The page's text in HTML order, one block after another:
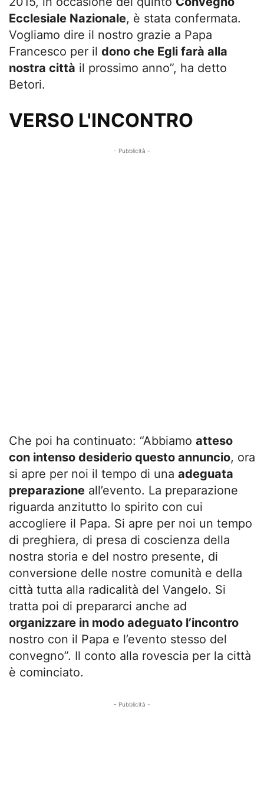
Ecclesiale Nazionale, è stata confermata.
Vogliamo dire il nostro grazie a Papa
Francesco per il dono che Egli farà alla
nostra città il prossimo anno”, ha detto
Betori.
VERSO L'INCONTRO
- Pubblicità -
Che poi ha continuato: “Abbiamo atteso
con intenso desiderio questo annuncio, ora
si apre per noi il tempo di una adeguata
preparazione all’evento. La preparazione
riguarda anzitutto lo spirito con cui
accogliere il Papa. Si apre per noi un tempo
di preghiera, di presa di coscienza della
nostra storia e del nostro presente, di
conversione delle nostre comunità e della
città tutta alla radicalità del Vangelo. Si
tratta poi di prepararci anche ad
organizzare in modo adeguato l’incontro
nostro con il Papa e l’evento stesso del
convegno”. Il conto alla rovescia per la città
è cominciato.
- Pubblicità -